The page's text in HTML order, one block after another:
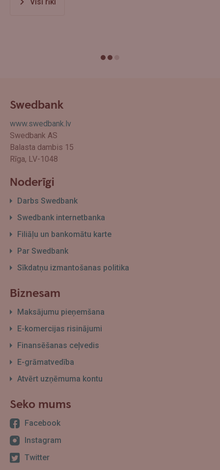
Swedbank
www.swedbank.lv
Swedbank AS
Balasta dambis 15
Rīga, LV-1048
Noderīgi
Darbs Swedbank
Swedbank internetbanka
Filiāļu un bankomātu karte
Par Swedbank
Sīkdatņu izmantošanas politika
Biznesam
Maksājumu pieņemšana
E-komercijas risinājumi
Finansēšanas ceļvedis
E-grāmatvedība
Atvērt uzņēmuma kontu
Seko mums
Facebook
Instagram
Twitter